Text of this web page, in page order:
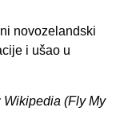
novozelandski
i ušao u
Wikipedia (Fly My